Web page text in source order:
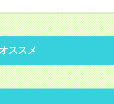
ススメ